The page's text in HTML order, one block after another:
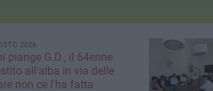
2026
piange G.D., il 64enne
all'alba in via delle
non ce l'ha fatta